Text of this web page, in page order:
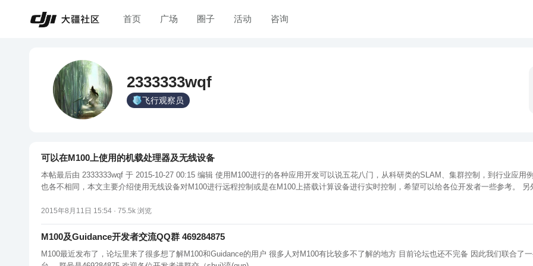
首页 广场 圈子 活动 咨询
2333333wqf
飞行观察员
可以在M100上使用的机载处理器及无线设备
本帖最后由 2333333wqf 于 2015-10-27 00:15 编辑 使用M100进行的各种应用开发可以说五花八门，从科研类的SLAM、集群控制，到行业应用例如电线巡逻、3D扫描建模等等，需求不同，控制M100的方式
也各不相同，
2015年8月11日 15:54 · 75.5k 浏览
M100及Guidance开发者交流QQ群 469284875
M100最近发布了，论坛里来了很多想了解M100和Guidance的用户 很多人对M100有比较多不了解的地方 目前论坛也还不完备 因此我们联合了一些已经使用过M100的Beta用户建了一个QQ群作为即时交流平